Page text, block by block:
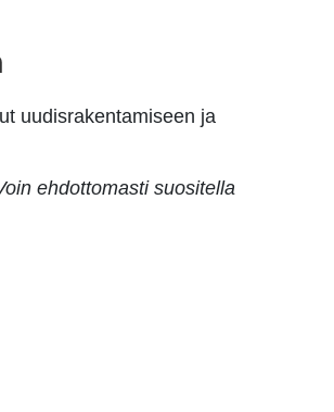
uudisrakentamiseen ja
ehdottomasti suositella